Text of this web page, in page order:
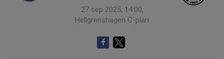
27 sep 2025, 14:00,
Hellgrenshagen C-plan